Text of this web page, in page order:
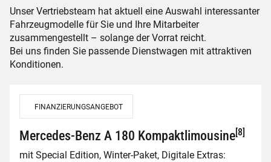
Unser Vertriebsteam hat aktuell eine Auswahl interessanter
Fahrzeugmodelle für Sie und Ihre Mitarbeiter
zusammengestellt – solange der Vorrat reicht.
Bei uns finden Sie passende Dienstwagen mit attraktiven
Konditionen.
FINANZIERUNGSANGEBOT
Mercedes-Benz A 180 Kompaktlimousine[8]
mit Special Edition, Winter-Paket, Digitale Extras: